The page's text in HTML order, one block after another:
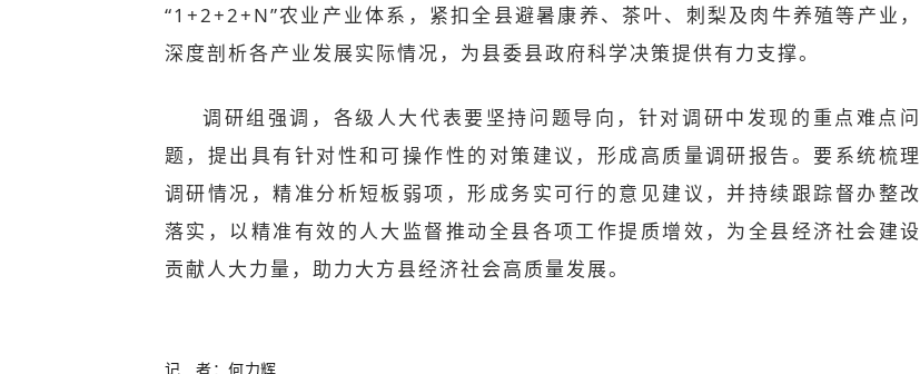
“1+2+2+N”农业产业体系，紧扣全县避暑康养、茶叶、刺梨及肉牛养殖等产业，
深度剖析各产业发展实际情况，为县委县政府科学决策提供有力支撑。
调研组强调，各级人大代表要坚持问题导向，针对调研中发现的重点难点问
题，提出具有针对性和可操作性的对策建议，形成高质量调研报告。要系统梳理
调研情况，精准分析短板弱项，形成务实可行的意见建议，并持续跟踪督办整改
落实，以精准有效的人大监督推动全县各项工作提质增效，为全县经济社会建设
贡献人大力量，助力大方县经济社会高质量发展。
记 者：何力辉